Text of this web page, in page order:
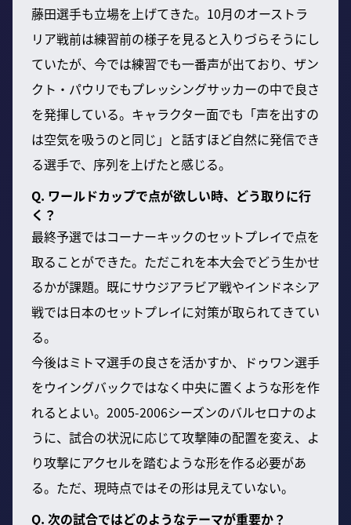
藤田選手も立場を上げてきた。10月のオーストラ
リア戦前は練習前の様子を見ると入りづらそうにし
ていたが、今では練習でも一番声が出ており、ザン
クト・パウリでもプレッシングサッカーの中で良さ
を発揮している。キャラクター面でも「声を出すの
は空気を吸うのと同じ」と話すほど自然に発信でき
る選手で、序列を上げたと感じる。
Q. ワールドカップで点が欲しい時、どう取りに行
く？
最終予選ではコーナーキックのセットプレイで点を
取ることができた。ただこれを本大会でどう生かせ
るかが課題。既にサウジアラビア戦やインドネシア
戦では日本のセットプレイに対策が取られてきてい
る。
今後はミトマ選手の良さを活かすか、ドゥワン選手
をウイングバックではなく中央に置くような形を作
れるとよい。2005-2006シーズンのバルセロナのよ
うに、試合の状況に応じて攻撃陣の配置を変え、よ
り攻撃にアクセルを踏むような形を作る必要があ
る。ただ、現時点ではその形は見えていない。
Q. 次の試合ではどのようなテーマが重要か？